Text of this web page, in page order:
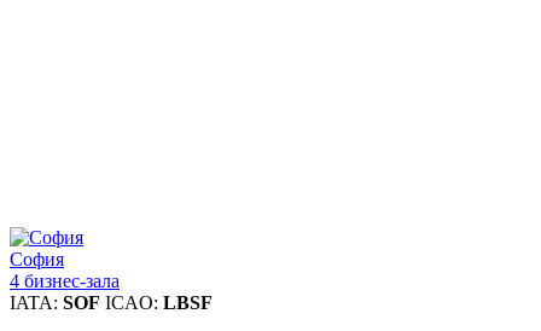
София
4 бизнес-зала
IATA: SOF ICAO: LBSF